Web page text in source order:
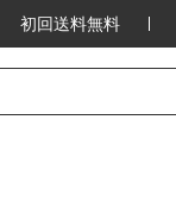
初回送料無料